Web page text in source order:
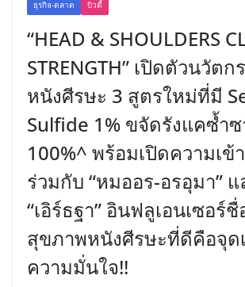
ธุรกิจ-ตลาด บิวตี้
“HEAD & SHOULDERS
STRENGTH” เปิดตัวนวัต
หนังศีรษะ 3 สูตรใหม่ที่มี
Sulfide 1% ขจัดรังแคซ้ำ
100%^ พร้อมเปิดความเข้
ร่วมกับ “หมออร-อรอุมา” แ
“เอิร์ธฐา” อินฟลูเอนเซอ
สุขภาพหนังศีรษะที่ดีคือจุด
ความมั่นใจ!!